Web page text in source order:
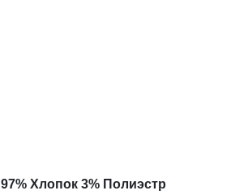
97% Хлопок 3% Полиэстр